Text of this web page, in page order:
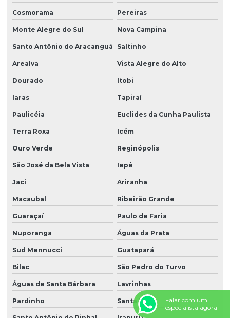
Cosmorama Pereiras
Monte Alegre do Sul Nova Campina
Santo Antônio do Aracanguá Saltinho
Arealva Vista Alegre do Alto
Dourado Itobi
Iaras Tapiraí
Paulicéia Euclides da Cunha Paulista
Terra Roxa Icém
Ouro Verde Reginópolis
São José da Bela Vista Iepê
Jaci Ariranha
Macaubal Ribeirão Grande
Guaraçaí Paulo de Faria
Nuporanga Águas da Prata
Sud Mennucci Guatapará
Bilac São Pedro do Turvo
Águas de Santa Bárbara Lavrinhas
Pardinho Santa Lúcia
Falar com um
especialista agora